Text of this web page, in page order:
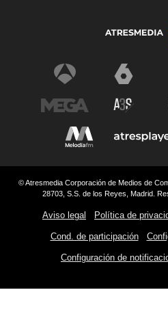
© Atresmedia Corporación de Medios de
28703, S.S. de los Reyes, Madrid.
Aviso legal Política de
Cond. de participación
Configuración de